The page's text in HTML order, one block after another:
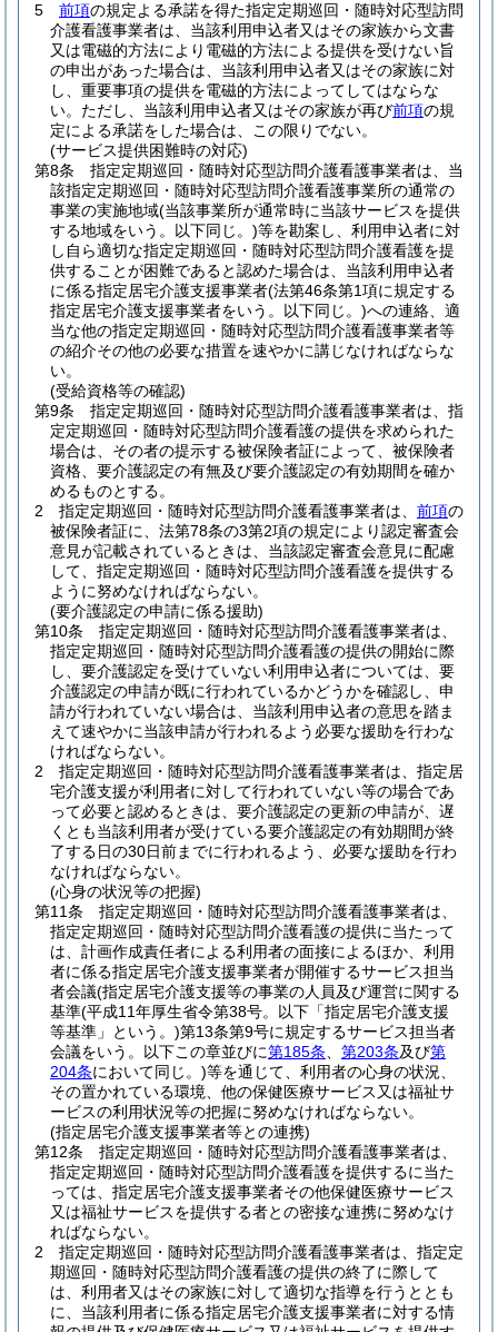
5
前項の規定よる承諾を得た指定定期巡回・随時対応型訪問
介護看護事業者は、当該利用申込者又はその家族から文書
又は電磁的方法により電磁的方法による提供を受けない旨
の申出があった場合は、当該利用申込者又はその家族に対
し、重要事項の提供を電磁的方法によってしてはならな
い。 ただし、当該利用申込者又はその家族が再び前項の規
定による承諾をした場合は、この限りでない。
(サービス提供困難時の対応)
第8条
指定定期巡回・随時対応型訪問介護看護事業者は、当
該指定定期巡回・随時対応型訪問介護看護事業所の通常の
事業の実施地域(当該事業所が通常時に当該サービスを提供
する地域をいう。以下同じ。)等を勘案し、利用申込者に対
し自ら適切な指定定期巡回・随時対応型訪問介護看護を提
供することが困難であると認めた場合は、当該利用申込者
に係る指定居宅介護支援事業者(法第46条第1項に規定する
指定居宅介護支援事業者をいう。以下同じ。)への連絡、適
当な他の指定定期巡回・随時対応型訪問介護看護事業者等
の紹介その他の必要な措置を速やかに講じなければならな
い。
(受給資格等の確認)
第9条
指定定期巡回・随時対応型訪問介護看護事業者は、指
定定期巡回・随時対応型訪問介護看護の提供を求められた
場合は、その者の提示する被保険者証によって、被保険者
資格、要介護認定の有無及び要介護認定の有効期間を確か
めるものとする。
2
指定定期巡回・随時対応型訪問介護看護事業者は、 前項の
被保険者証に、法第78条の3第2項の規定により認定審査会
意見が記載されているときは、当該認定審査会意見に配慮
して、指定定期巡回・随時対応型訪問介護看護を提供する
ように努めなければならない。
(要介護認定の申請に係る援助)
第10条
指定定期巡回・随時対応型訪問介護看護事業者は、
指定定期巡回・随時対応型訪問介護看護の提供の開始に際
し、要介護認定を受けていない利用申込者については、要
介護認定の申請が既に行われているかどうかを確認し、申
請が行われていない場合は、当該利用申込者の意思を踏ま
えて速やかに当該申請が行われるよう必要な援助を行わな
ければならない。
2
指定定期巡回・随時対応型訪問介護看護事業者は、指定居
宅介護支援が利用者に対して行われていない等の場合であ
って必要と認めるときは、要介護認定の更新の申請が、遅
くとも当該利用者が受けている要介護認定の有効期間が終
了する日の30日前までに行われるよう、必要な援助を行わ
なければならない。
(心身の状況等の把握)
第11条
指定定期巡回・随時対応型訪問介護看護事業者は、
指定定期巡回・随時対応型訪問介護看護の提供に当たって
は、計画作成責任者による利用者の面接によるほか、利用
者に係る指定居宅介護支援事業者が開催するサービス担当
者会議(指定居宅介護支援等の事業の人員及び運営に関する
基準(平成11年厚生省令第38号。以下「指定居宅介護支援
等基準」という。)第13条第9号に規定するサービス担当者
会議をいう。以下この章並びに第185条 第203条及び第
204条において同じ。)等を通じて、利用者の心身の状況、
その置かれている環境、他の保健医療サービス又は福祉サ
ービスの利用状況等の把握に努めなければならない。
(指定居宅介護支援事業者等との連携)
第12条
指定定期巡回・随時対応型訪問介護看護事業者は、
指定定期巡回・随時対応型訪問介護看護を提供するに当た
っては、指定居宅介護支援事業者その他保健医療サービス
又は福祉サービスを提供する者との密接な連携に努めなけ
ればならない。
2
指定定期巡回・随時対応型訪問介護看護事業者は、指定定
期巡回・随時対応型訪問介護看護の提供の終了に際して
は、利用者又はその家族に対して適切な指導を行うととも
に、当該利用者に係る指定居宅介護支援事業者に対する情